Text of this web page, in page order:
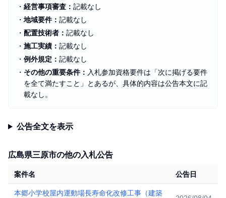
・ 経営事項審査： 記載なし
・ 地域要件： 記載なし
・ 配置技術者： 記載なし
・ 施工実績： 記載なし
・ 例外規定： 記載なし
・ その他の重要条件： 入札参加資格要件は「次に掲げる要件
を全て満たすこと」とあるが、具体的内容は公告本文に記
載なし。
公告全文を表示
広島県三原市の他の入札公告
案件名 公告日
本郷小学校屋内運動場長寿命化改修工事（建築